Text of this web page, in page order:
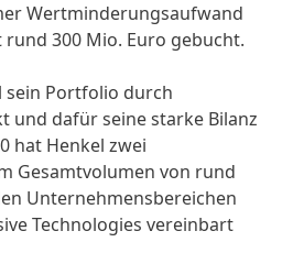
Wertminderungsaufwand
300 Mio. Euro gebucht.
sein Portfolio durch
und dafür seine starke Bilanz
hat Henkel zwei
Gesamtvolumen von rund
Unternehmensbereichen
Technologies vereinbart